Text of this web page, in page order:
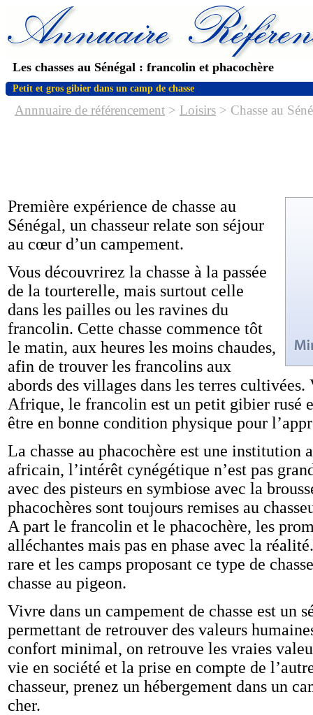
Les chasses au Sénégal : francolin et phacochère
Petit et gros gibier dans un camp de chasse
Annnuaire de référencement > Loisirs > Chasse au
Première expérience de chasse au
Sénégal, un chasseur relate son séjour
au cœur d’un campement.
Vous découvrirez la chasse à la passée
de la tourterelle, mais surtout celle
dans les pailles ou les ravines du
francolin. Cette chasse commence tôt
le matin, aux heures les moins chaudes,
afin de trouver les francolins aux
abords des villages dans les terres
Afrique, le francolin est un petit gibier rusé
être en bonne condition physique pour
La chasse au phacochère est une institution
africain, l’intérêt cynégétique n’est pas
avec des pisteurs en symbiose avec la
phacochères sont toujours remises au
A part le francolin et le phacochère, les
alléchantes mais pas en phase avec la
rare et les camps proposant ce type de
chasse au pigeon.
Vivre dans un campement de chasse est un
permettant de retrouver des valeurs
confort minimal, on retrouve les vraies
vie en société et la prise en compte de
chasseur, prenez un hébergement dans un
cher.